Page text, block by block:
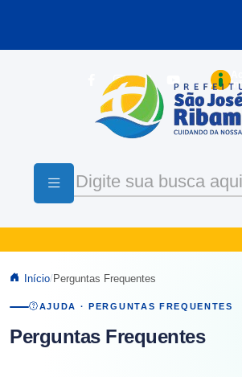
Início Perguntas Frequentes
AJUDA · PERGUNTAS FREQUENTES
Perguntas Frequentes